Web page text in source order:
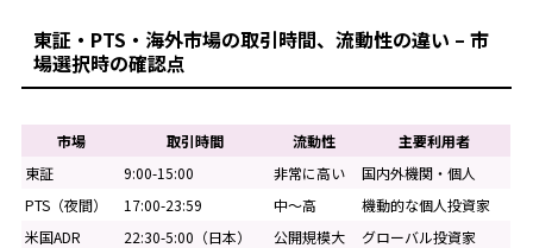
東証・PTS・海外市場の取引時間、流動性の違い – 市
場選択時の確認点
市場 取引時間 流動性
主要利用者
東証
9:00-15:00 非常に高い
国内外機関・個人
PTS（夜間）
17:00-23:59 中〜高
機動的な個人投資家
米国ADR
22:30-5:00（日本） 公開規模大 グローバル投資家